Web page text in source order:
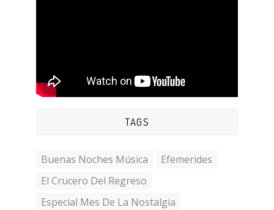
TAGS
Buenas Noches Música
Efemerides
El Crucero Del Regreso
Especial Mes De La Nostalgia